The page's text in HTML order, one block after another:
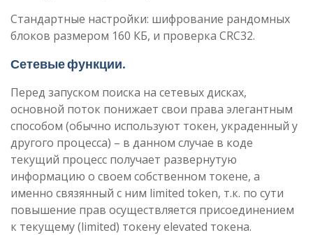
Стандартные настройки: шифрование рандомных
блоков размером 160 КБ, и проверка CRC32.
Сетевые функции.
Перед запуском поиска на сетевых дисках,
основной поток понижает свои права элегантным
способом (обычно используют токен, украденный у
другого процесса) – в данном случае в коде
текущий процесс получает развернутую
информацию о своем собственном токене, а
именно связянный с ним limited token, т.к. по сути
повышение прав осуществляется присоединением
к текущему (limited) токену elevated токена.